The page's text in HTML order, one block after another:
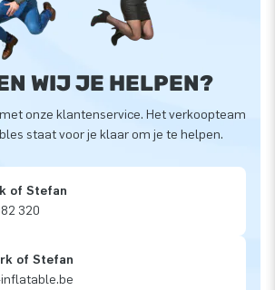
WIJ JE HELPEN?
onze klantenservice. Het verkoopteam
staat voor je klaar om je te helpen.
of Stefan
320
of Stefan